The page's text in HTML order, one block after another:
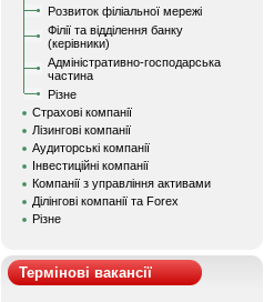
Розвиток філіальної мережі
Філії та відділення банку
(керівники)
Адміністративно-господарська
частина
Різне
Страхові компанії
Лізингові компанії
Аудиторські компанії
Інвестиційні компанії
Компанії з управління активами
Ділінгові компанії та Forex
Різне
Термінові вакансії